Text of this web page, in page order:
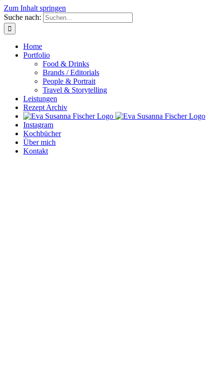
Zum Inhalt springen
Suche nach:
Home
Portfolio
Food & Drinks
Brands / Editorials
People & Portrait
Travel & Storytelling
Leistungen
Rezept Archiv
Instagram
Kochbücher
Über mich
Kontakt